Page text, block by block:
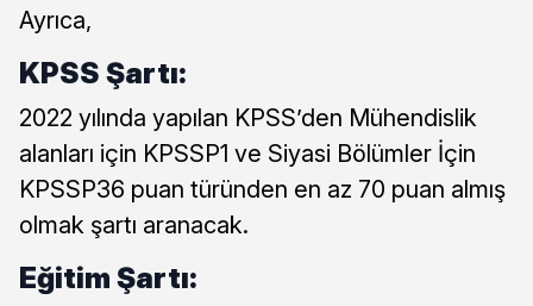
Ayrıca,
KPSS Şartı:
2022 yılında yapılan KPSS’den Mühendislik
alanları için KPSSP1 ve Siyasi Bölümler İçin
KPSSP36 puan türünden en az 70 puan almış
olmak şartı aranacak.
Eğitim Şartı: